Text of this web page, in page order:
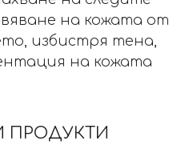
на кожата от
избистря тена,
на кожата
ПРОДУКТИ